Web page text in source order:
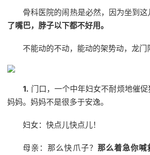
骨科医院的闹热是必然，因为坐到这
了嘴巴，脖子以下都不好用。
不能动的不动，能动的架势动，龙门
1. 门口，一个中年妇女不耐烦地催
妈妈。妈妈不是很多于安逸。
妇女：快点儿快点儿！
母亲：那么快爪子？ 那么着急你喊